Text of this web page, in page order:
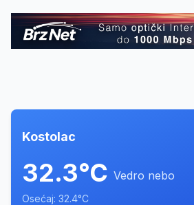
Kostolac
32.3°C Vedro nebo
Osećaj: 32.4°C